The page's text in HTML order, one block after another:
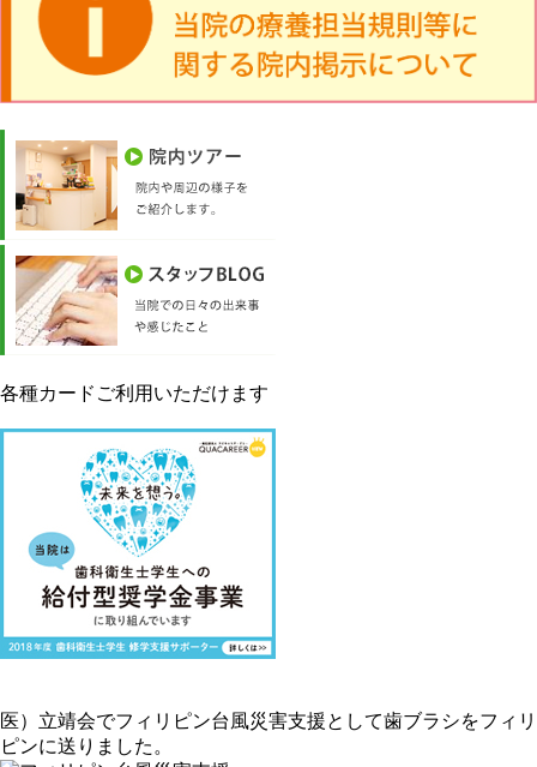
各種カードご利用いただけます
医）立靖会でフィリピン台風災害支援として歯ブラシをフィリ
ピンに送りました。